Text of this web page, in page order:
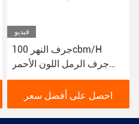
فيديو
جرف النهر 100cbm/H
جرف الرمل اللون الأحمر
16kw قارب جرف الوحل
احصل على أفضل سعر